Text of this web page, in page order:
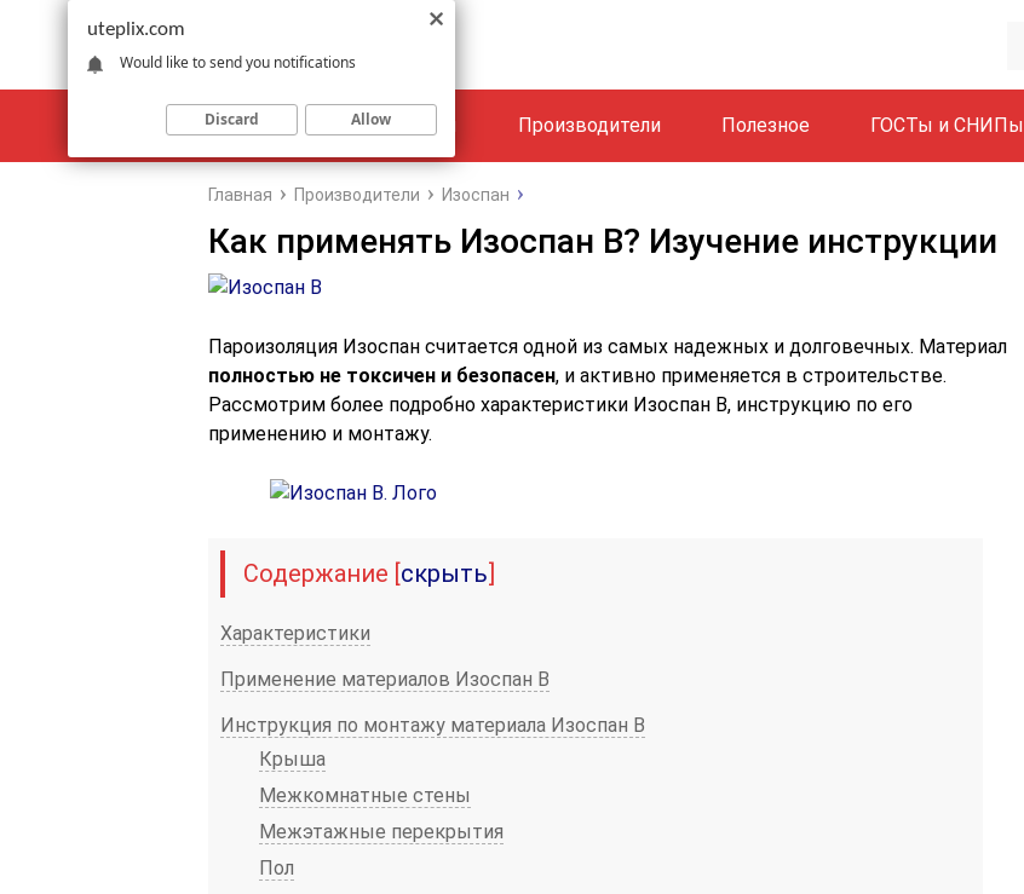
Материалы Объекты Производители Полезное ГОСТы и СНИПы
Главная Производители Изоспан
Как применять Изоспан В? Изучение инструкции
Пароизоляция Изоспан считается одной из самых надежных и долговечных. Материал
полностью не токсичен и безопасен, и активно применяется в строительстве.
Рассмотрим более подробно характеристики Изоспан B, инструкцию по его
применению и монтажу.
Содержание [скрыть]
Характеристики
Применение материалов Изоспан В
Инструкция по монтажу материала Изоспан В
Крыша
Межкомнатные стены
Межэтажные перекрытия
Пол
uteplix.com
Would like to send you notifications
Discard Allow